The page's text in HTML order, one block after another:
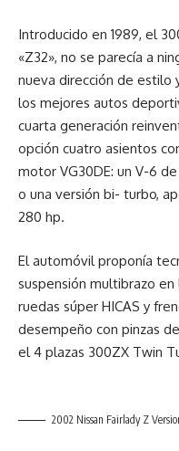
Introducido en 1989, el
«Z32», no se parecía a
nueva dirección de estilo
los mejores autos
cuarta generación
opción cuatro asientos
motor VG30DE: un V-6
o una versión bi- turbo,
280 hp.
El automóvil proponía
suspensión multibrazo
ruedas súper HICAS y
desempeño con pinzas
el 4 plazas 300ZX Twin
2002 Nissan Fairlady Z